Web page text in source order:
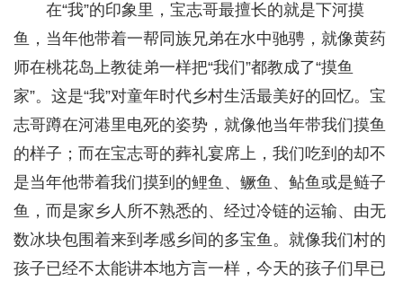
在“我”的印象里，宝志哥最擅长的就是下河摸
鱼，当年他带着一帮同族兄弟在水中驰骋，就像黄药
师在桃花岛上教徒弟一样把“我们”都教成了“摸鱼
家”。这是“我”对童年时代乡村生活最美好的回忆。宝
志哥蹲在河港里电死的姿势，就像他当年带我们摸鱼
的样子；而在宝志哥的葬礼宴席上，我们吃到的却不
是当年他带着我们摸到的鲤鱼、鳜鱼、鲇鱼或是鲢子
鱼，而是家乡人所不熟悉的、经过冷链的运输、由无
数冰块包围着来到孝感乡间的多宝鱼。就像我们村的
孩子已经不太能讲本地方言一样，今天的孩子们早已